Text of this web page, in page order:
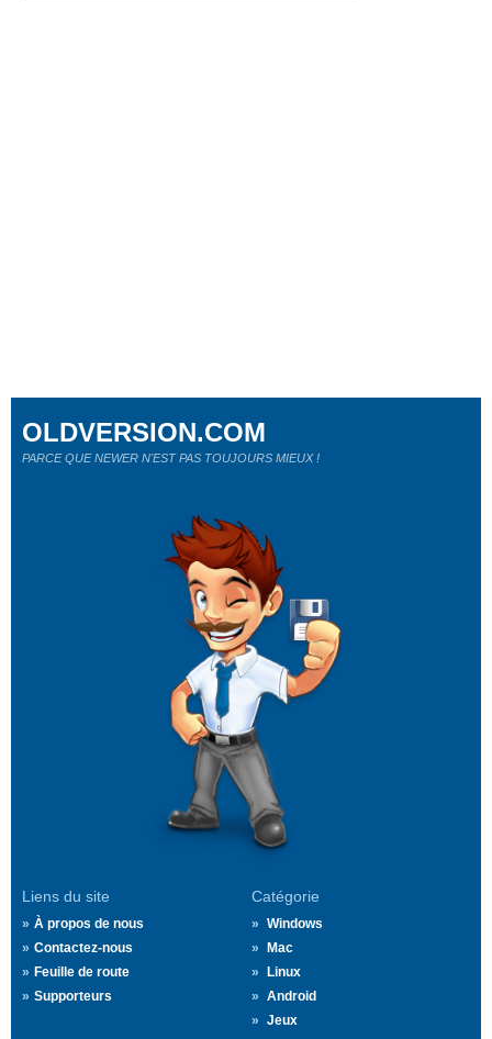
Liens du site
À propos de nous
Contactez-nous
Feuille de route
Supporteurs
Catégorie
Windows
Mac
Linux
Android
Jeux
OLDVERSION.COM
PARCE QUE NEWER N'EST PAS TOUJOURS MIEUX !